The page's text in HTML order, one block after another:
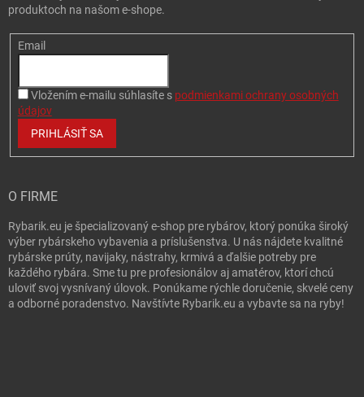
produktoch na našom e-shope.
Email
Vložením e-mailu súhlasíte s podmienkami ochrany osobných
údajov
PRIHLÁSIŤ SA
O FIRME
Rybarik.eu je špecializovaný e-shop pre rybárov, ktorý ponúka široký
výber rybárskeho vybavenia a príslušenstva. U nás nájdete kvalitné
rybárske prúty, navijaky, nástrahy, krmivá a ďalšie potreby pre
každého rybára. Sme tu pre profesionálov aj amatérov, ktorí chcú
uloviť svoj vysnívaný úlovok. Ponúkame rýchle doručenie, skvelé ceny
a odborné poradenstvo. Navštívte Rybarik.eu a vybavte sa na ryby!